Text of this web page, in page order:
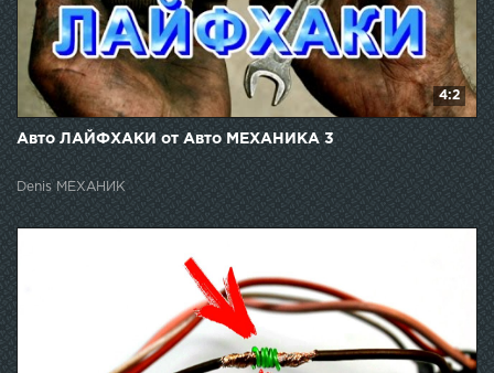
4:2
Авто ЛАЙФХАКИ от Авто МЕХАНИКА 3
Denis МЕХАНИК